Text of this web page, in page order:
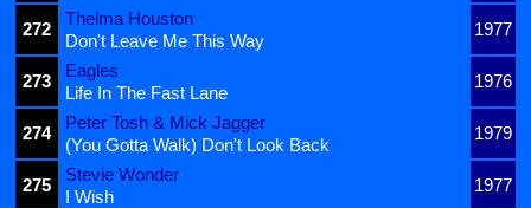
272
Thelma Houston
1977
Don't Leave Me This Way
273
Eagles
1976
Life In The Fast Lane
274
Peter Tosh & Mick Jagger
1979
(You Gotta Walk) Don't Look Back
275
Stevie Wonder
1977
I Wish